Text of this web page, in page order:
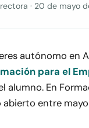
· 20 de mayo
autónomo en
para el
alumno. En
entre